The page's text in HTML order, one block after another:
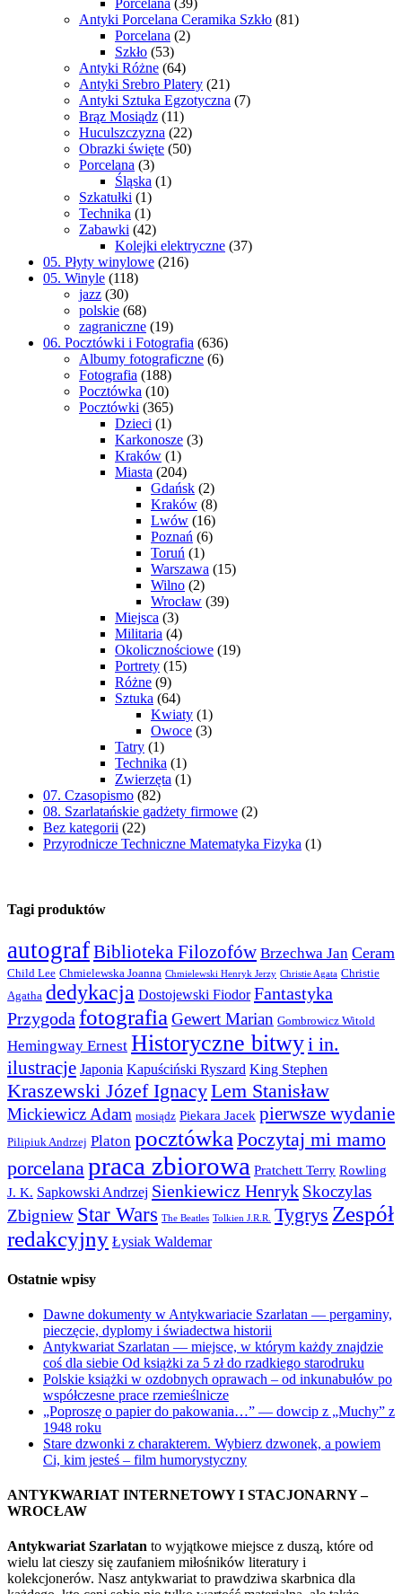
Antyki Porcelana Ceramika Szkło (81)
Porcelana (2)
Szkło (53)
Antyki Różne (64)
Antyki Srebro Platery (21)
Antyki Sztuka Egzotyczna (7)
Brąz Mosiądz (11)
Huculszczyzna (22)
Obrazki święte (50)
Porcelana (3)
Śląska (1)
Szkatułki (1)
Technika (1)
Zabawki (42)
Kolejki elektryczne (37)
05. Płyty winylowe (216)
05. Winyle (118)
jazz (30)
polskie (68)
zagraniczne (19)
06. Pocztówki i Fotografia (636)
Albumy fotograficzne (6)
Fotografia (188)
Pocztówka (10)
Pocztówki (365)
Dzieci (1)
Karkonosze (3)
Kraków (1)
Miasta (204)
Gdańsk (2)
Kraków (8)
Lwów (16)
Poznań (6)
Toruń (1)
Warszawa (15)
Wilno (2)
Wrocław (39)
Miejsca (3)
Militaria (4)
Okolicznościowe (19)
Portrety (15)
Różne (9)
Sztuka (64)
Kwiaty (1)
Owoce (3)
Tatry (1)
Technika (1)
Zwierzęta (1)
07. Czasopismo (82)
08. Szarlatańskie gadżety firmowe (2)
Bez kategorii (22)
Przyrodnicze Techniczne Matematyka Fizyka (1)
Tagi produktów
autografBiblioteka Filozofów Brzechwa Jan Ceram
Child Lee Chmielewska Joanna Chmielewski Henryk Jerzy Christie Agata Christie
Agatha dedykacja Dostojewski Fiodor Fantastyka
Przygoda fotografia Gewert Marian Gombrowicz Witold
Hemingway Ernest Historyczne bitwyi in.
ilustracje Japonia Kapuściński Ryszard King Stephen
Kraszewski Józef IgnacyLem Stanisław
Mickiewicz Adam mosiądz Piekara Jacek pierwsze wydanie
Pilipiuk Andrzej Platon pocztówka Poczytaj mi mamo
porcelanapraca zbiorowa Pratchett Terry Rowling
J. K. Sapkowski Andrzej Sienkiewicz Henryk Skoczylas
Zbigniew Star Wars The Beatles Tolkien J.R.R. Tygrys Zespół
redakcyjny Łysiak Waldemar
Ostatnie wpisy
Dawne dokumenty w Antykwariacie Szarlatan — pergaminy,
pieczęcie, dyplomy i świadectwa historii
Antykwariat Szarlatan — miejsce, w którym każdy znajdzie
coś dla siebie Od książki za 5 zł do rzadkiego starodruku
Polskie książki w ozdobnych oprawach – od inkunabułów po
współczesne prace rzemieślnicze
„Poproszę o papier do pakowania…” — dowcip z „Muchy” z
1948 roku
Stare dzwonki z charakterem. Wybierz dzwonek, a powiem
Ci, kim jesteś – film humorystyczny
ANTYKWARIAT INTERNETOWY I STACJONARNY –
WROCŁAW
Antykwariat Szarlatan to wyjątkowe miejsce z duszą, które od
wielu lat cieszy się zaufaniem miłośników literatury i
kolekcjonerów. Nasz antykwariat to prawdziwa skarbnica dla